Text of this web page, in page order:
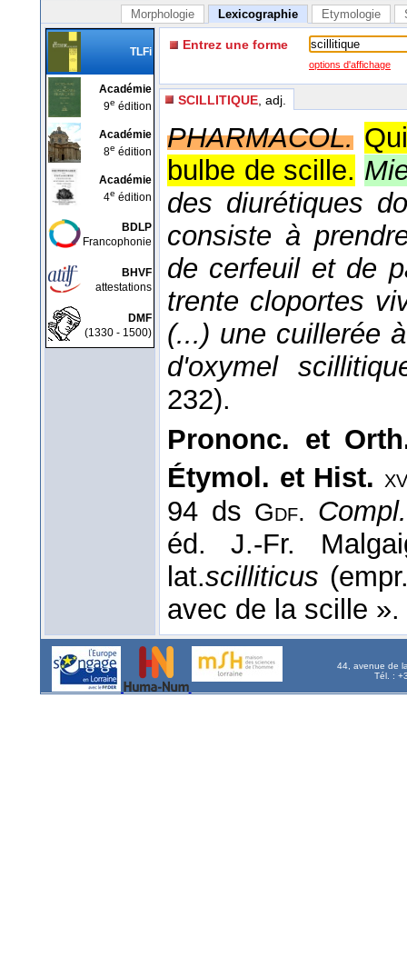
Morphologie Lexicographie Etymologie
TLFi
Académie
9e édition
Académie
8e édition
Académie
4e édition
BDLP
Francophonie
BHVF
attestations
DMF
(1330 - 1500)
Entrez une forme
options d'affichage
SCILLITIQUE , adj.
PHARMACOL.
bulbe de scille.
des diurétiques
consiste à
de cerfeuil et de
trente cloportes
(...) une cuillerée
d'oxymel
232).
Prononc. et
Étymol. et Hist. xv
94 ds Gdf. Compl.
éd. J.-Fr.
lat.scilliticus
avec de la scille ».
44, avenue de
Tél. :